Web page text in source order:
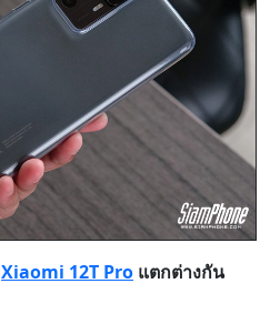
Xiaomi 12T Pro แตกต่างกัน